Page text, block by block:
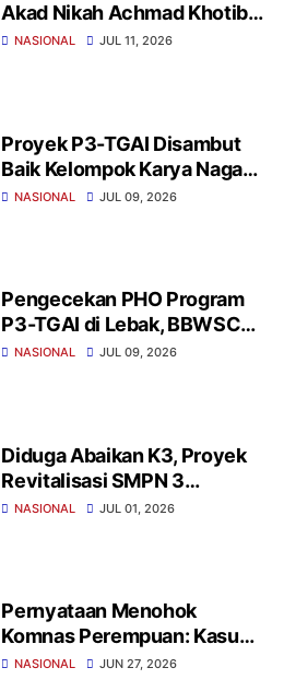
Akad Nikah Achmad Khotib
dan Wiwin Winarti
NASIONAL JUL 11, 2026
Proyek P3-TGAI Disambut
Baik Kelompok Karya Naga
Cihara Lebak, Pastikan
NASIONAL JUL 09, 2026
Pengecekan PHO Program
P3-TGAI di Lebak, BBWSC3:
Fisik Irigasi Sesuai
NASIONAL JUL 09, 2026
Diduga Abaikan K3, Proyek
Revitalisasi SMPN 3
Panggarangan Sorotan
NASIONAL JUL 01, 2026
Pernyataan Menohok
Komnas Perempuan: Kasus
Dugaan Penyekapan di
NASIONAL JUN 27, 2026